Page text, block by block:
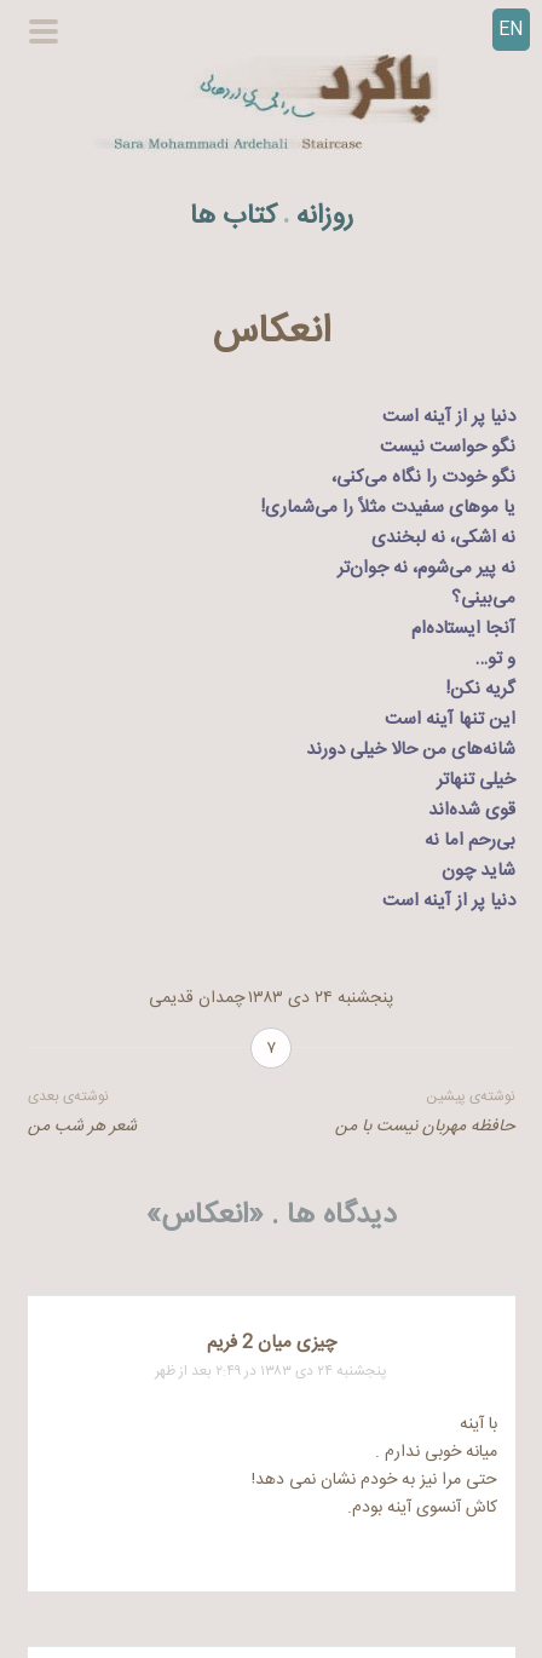
EN
روزانه . کتاب ها
انعکاس
دنیا پر از آینه است
نگو حواست نیست
نگو خودت را نگاه می‌کنی،
یا موهای سفیدت مثلاً را می‌شماری!
نه اشکی، نه لبخندی
نه پیر می‌شوم، نه جوان‌تر
می‌بینی؟
آنجا ایستاده‌ام
و تو…
گریه نکن!
این تنها آینه است
شانه‌های من حالا خیلی دورند
خیلی تنهاتر
قوی شده‌اند
بی‌رحم اما نه
شاید چون
دنیا پر از آینه است
پنجشنبه ۲۴ دی ۱۳۸۳
چمدان قدیمی
۷
راهبری
نوشته‌ی پیشین
حافظه مهربان نیست با من
نوشته‌ی بعدی
شعر هر شب من
دیدگاه ها . «انعکاس»
چیزی میان 2 فریم
پنجشنبه ۲۴ دی ۱۳۸۳ در ۲:۴۹ بعد از ظهر
با آینه
میانه خوبی ندارم .
حتی مرا نیز به خودم نشان نمی دهد!
کاش آنسوی آینه بودم.